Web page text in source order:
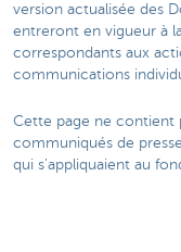
version actualisée des
entreront en vigueur à
correspondants aux
communications
Cette page ne contient
communiqués de
qui s'appliquaient au